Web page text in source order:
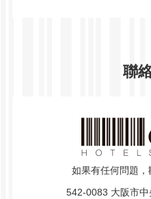
聯
如果有任何問題，
542-0083 大阪市